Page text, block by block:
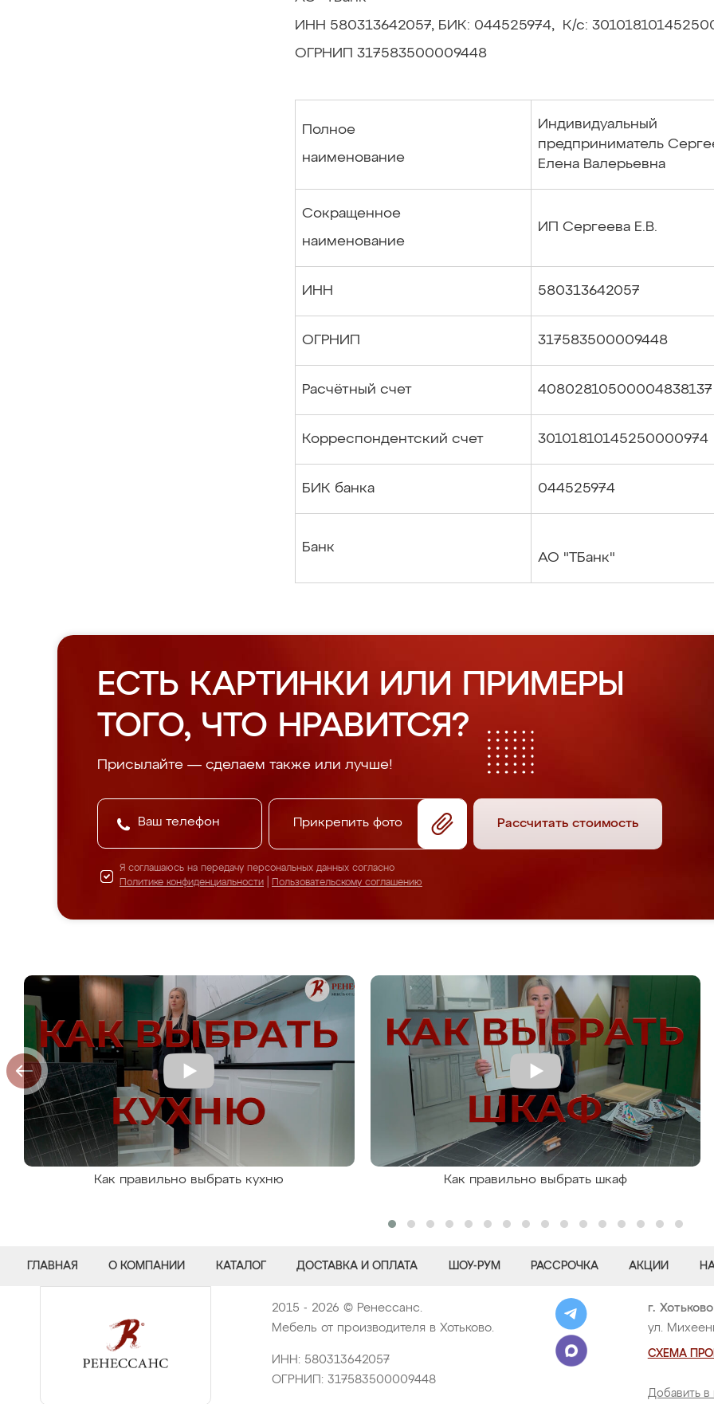
ИНН 580313642057, БИК: 044525974, К/с:
ОГРНИП 317583500009448
Полное
наименование
Индивидуальный
предприниматель
Елена Валерьевна
Сокращенное
наименование
ИП Сергеева Е.В.
ИНН 580313642057
ОГРНИП 317583500009448
Расчётный счет 40802810500004838137
Корреспондентский счет 30101810145250000974
БИК банка 044525974
Банк
АО "ТБанк"
ЕСТЬ КАРТИНКИ ИЛИ ПРИМЕРЫ
ТОГО, ЧТО НРАВИТСЯ?
Присылайте — сделаем также или лучше!
Прикрепить фото Рассчитать стоимость
Я соглашаюсь на передачу персональных данных согласно
Политике конфиденциальности
Пользовательскому соглашению
Как правильно выбрать кухню Как правильно выбрать шкаф
ГЛАВНАЯ О КОМПАНИИ КАТАЛОГ ДОСТАВКА И ОПЛАТА ШОУ-РУМ РАССРОЧКА АКЦИИ
2015 - 2026 © Ренессанс.
Мебель от производителя в Хотьково.
ИНН: 580313642057
ОГРНИП: 317583500009448
г. Хотьково
ул.
СХЕМА
Добавить в